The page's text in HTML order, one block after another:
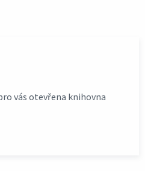
vás otevřena knihovna